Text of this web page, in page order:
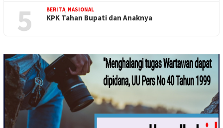
5 BERITA, NASIONAL
KPK Tahan Bupati dan Anaknya